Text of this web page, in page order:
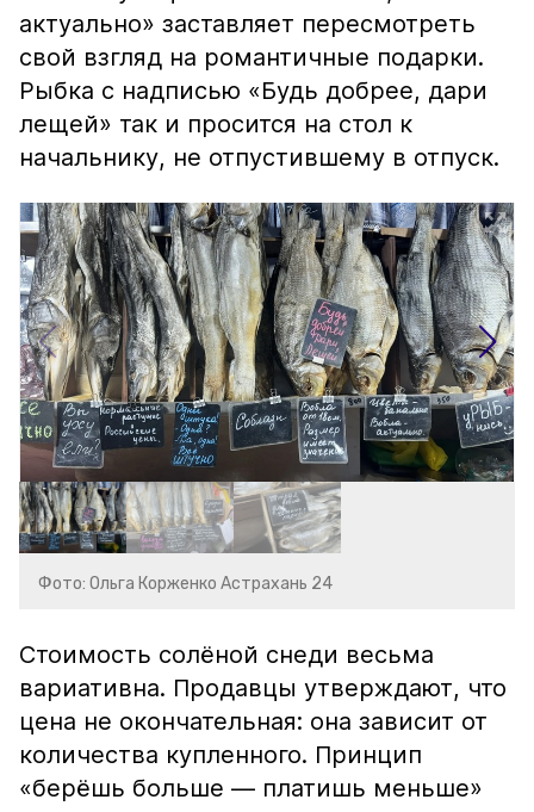
актуально» заставляет пересмотреть
свой взгляд на романтичные подарки.
Рыбка с надписью «Будь добрее, дари
лещей» так и просится на стол к
начальнику, не отпустившему в отпуск.
Фото: Ольга Корженко Астрахань 24
Стоимость солёной снеди весьма
вариативна. Продавцы утверждают, что
цена не окончательная: она зависит от
количества купленного. Принцип
«берёшь больше — платишь меньше»